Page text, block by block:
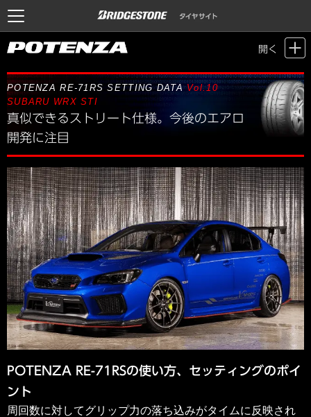
開く
Motor Sports / Time Attack > POTENZA SETTING DATA
> Vol.10 SUBARU
POTENZA RE-71RS SETTING DATAVol.10
SUBARU WRX STI
真似できるストリート仕様。今後のエアロ
開発に注目
POTENZA RE-71RSの使い方、セッティングのポイ
ント
周回数に対してグリップ力の落ち込みがタイムに反映され